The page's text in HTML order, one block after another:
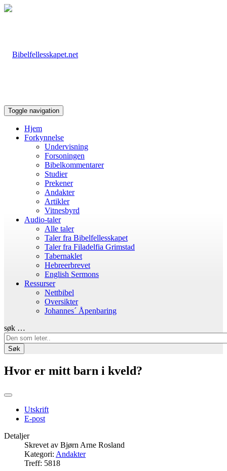
Toggle navigation
Hjem
Forkynnelse
Undervisning
Forsoningen
Bibelkommentarer
Studier
Prekener
Andakter
Artikler
Vitnesbyrd
Audio-taler
Alle taler
Taler fra Bibelfellesskapet
Taler fra Filadelfia Grimstad
Tabernaklet
Hebreerbrevet
English Sermons
Ressurser
Nettbibel
Oversikter
Johannes´ Åpenbaring
søk …
Søk
Hvor er mitt barn i kveld?
Utskrift
E-post
Detaljer
Skrevet av Bjørn Arne Rosland
Kategori: Andakter
Treff: 5818